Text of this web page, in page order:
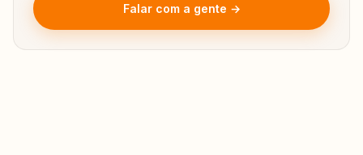
Falar com a gente →